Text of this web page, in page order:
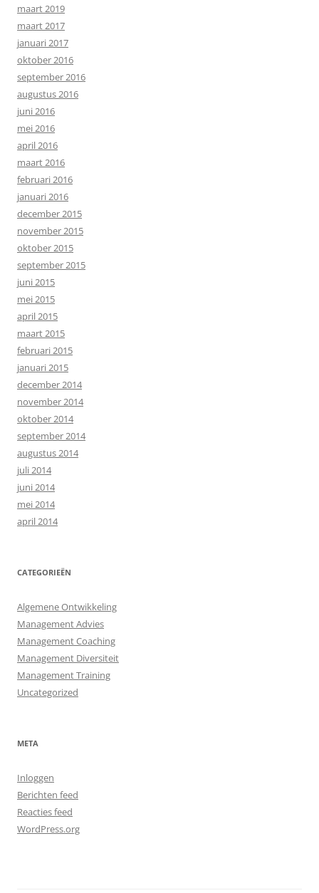
maart 2019
maart 2017
januari 2017
oktober 2016
september 2016
augustus 2016
juni 2016
mei 2016
april 2016
maart 2016
februari 2016
januari 2016
december 2015
november 2015
oktober 2015
september 2015
juni 2015
mei 2015
april 2015
maart 2015
februari 2015
januari 2015
december 2014
november 2014
oktober 2014
september 2014
augustus 2014
juli 2014
juni 2014
mei 2014
april 2014
CATEGORIEËN
Algemene Ontwikkeling
Management Advies
Management Coaching
Management Diversiteit
Management Training
Uncategorized
META
Inloggen
Berichten feed
Reacties feed
WordPress.org